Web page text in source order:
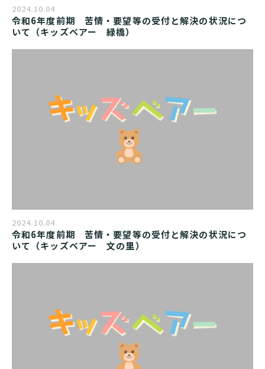
2024.10.04
令和6年度前期　苦情・要望等の受付と解決の状況につ
いて（キッズベアー　緑橋）
2024.10.04
令和6年度前期　苦情・要望等の受付と解決の状況につ
いて（キッズベアー　文の里）